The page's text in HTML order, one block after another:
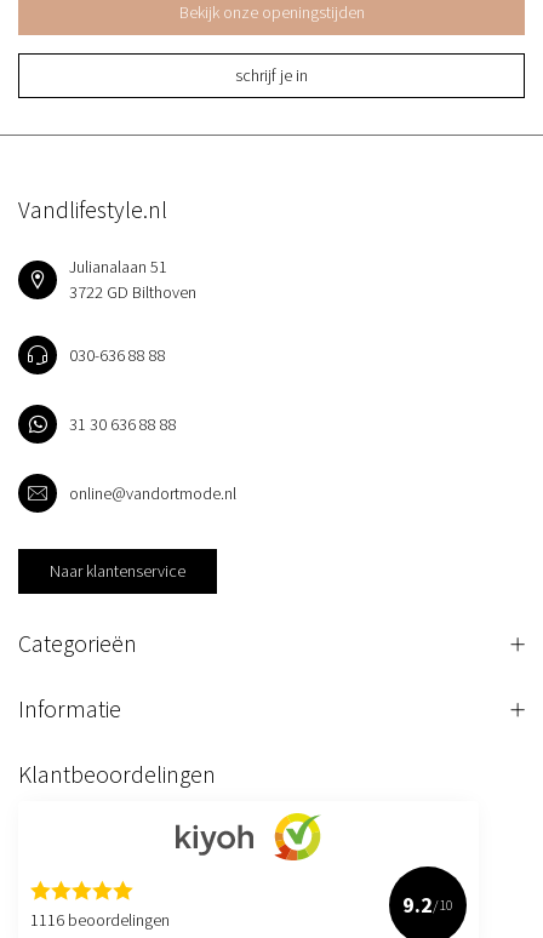
Bekijk onze openingstijden
schrijf je in
Vandlifestyle.nl
Julianalaan 51
3722 GD Bilthoven
030-636 88 88
31 30 636 88 88
online@vandortmode.nl
Naar klantenservice
Categorieën
Informatie
Klantbeoordelingen
1116 beoordelingen
9.2/10